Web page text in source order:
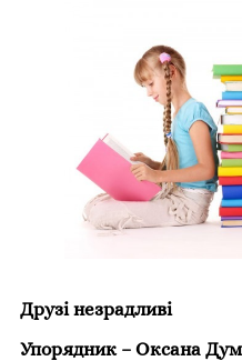
Друзі незрадливі
Упорядник – Оксана